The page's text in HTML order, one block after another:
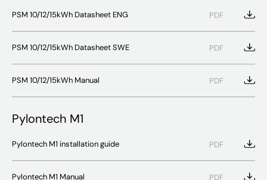
PSM 10/12/15kWh Datasheet ENG PDF
PSM 10/12/15kWh Datasheet SWE PDF
PSM 10/12/15kWh Manual PDF
Pylontech M1
Pylontech M1 installation guide PDF
Pylontech M1 Manual PDF